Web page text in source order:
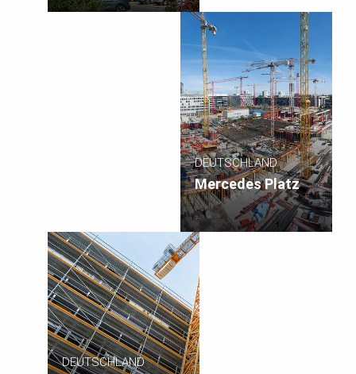
DEUTSCHLAND
Mercedes Platz
DEUTSCHLAND